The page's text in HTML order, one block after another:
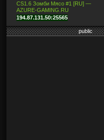
CS1.6 Зомби Мясо #1 [RU] —
AZURE-GAMING.RU
194.87.131.50:25565
public